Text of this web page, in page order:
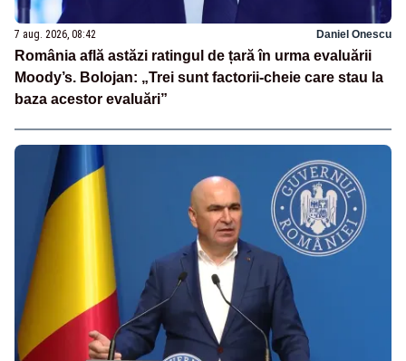
7 aug. 2026, 08:42 Daniel Onescu
România află astăzi ratingul de țară în urma evaluării
Moody’s. Bolojan: „Trei sunt factorii-cheie care stau la
baza acestor evaluări”